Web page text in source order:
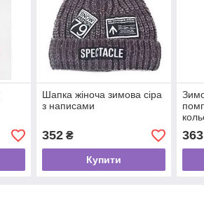
Шапка жіноча зимова сіра
з написами
352₴
Купити
363